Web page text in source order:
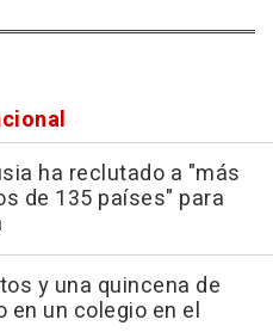
ha reclutado a "más
de 135 países" para
y una quincena de
en un colegio en el